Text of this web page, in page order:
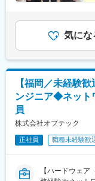
気にな
【福岡／未経験
ンジニア◆ネット
員
株式会社オプテック
正社員 職種未経験歓
【ハードウェ